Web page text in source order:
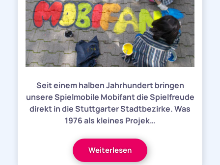
Seit einem halben Jahrhundert bringen
unsere Spielmobile Mobifant die Spielfreude
direkt in die Stuttgarter Stadtbezirke. Was
1976 als kleines Projek…
Weiterlesen